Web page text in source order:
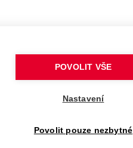
POVOLIT VŠE
Nastavení
Povolit pouze nezbytné